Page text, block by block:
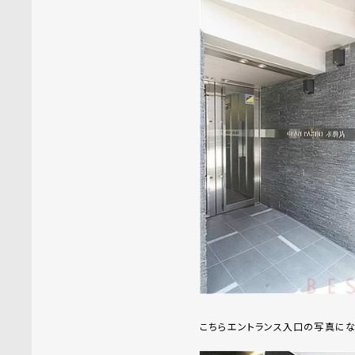
こちらエントランス入口の写真にな